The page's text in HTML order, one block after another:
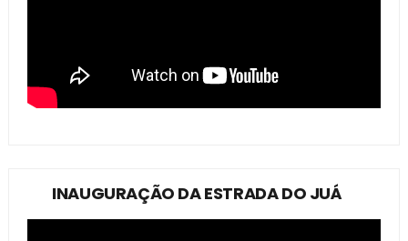
INAUGURAÇÃO DA ESTRADA DO JUÁ